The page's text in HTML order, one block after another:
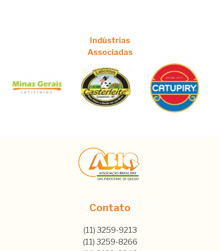
Indústrias
Associadas
Contato
(11) 3259-9213
(11) 3259-8266